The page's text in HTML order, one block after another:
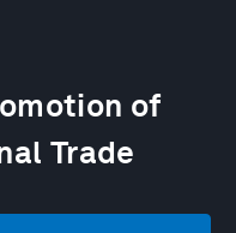
of
Trade